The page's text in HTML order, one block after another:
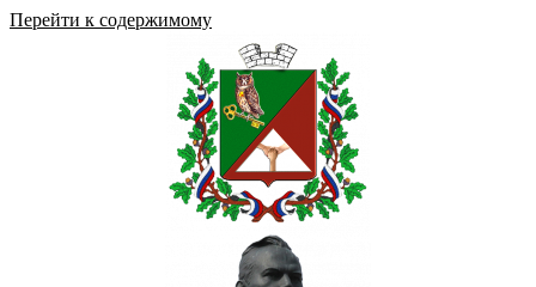
Перейти к содержимому